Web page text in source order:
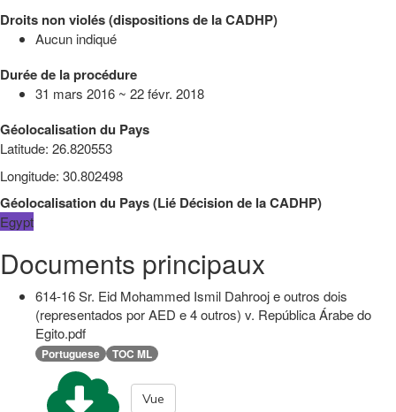
Droits non violés (dispositions de la CADHP)
Aucun indiqué
Durée de la procédure
31 mars 2016 ~ 22 févr. 2018
Géolocalisation du Pays
Latitude: 26.820553
Longitude: 30.802498
Géolocalisation du Pays(Lié Décision de la CADHP)
Egypt
Documents principaux
614-16 Sr. Eid Mohammed Ismil Dahrooj e outros dois
(representados por AED e 4 outros) v. República Árabe do
Egito.pdf
Portuguese TOC ML
Vue